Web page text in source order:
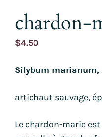
chardon-
$4.50
Silybum marianum,
artichaut sauvage,
Le chardon-marie